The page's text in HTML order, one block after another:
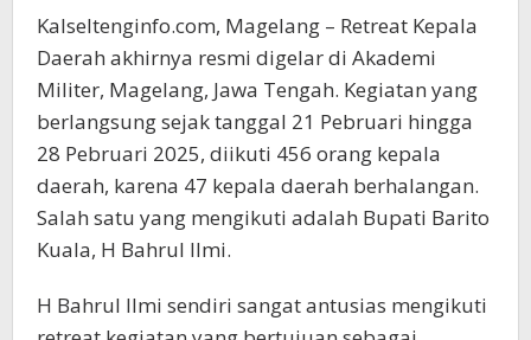
Kalseltenginfo.com, Magelang – Retreat Kepala
Daerah akhirnya resmi digelar di Akademi
Militer, Magelang, Jawa Tengah. Kegiatan yang
berlangsung sejak tanggal 21 Pebruari hingga
28 Pebruari 2025, diikuti 456 orang kepala
daerah, karena 47 kepala daerah berhalangan.
Salah satu yang mengikuti adalah Bupati Barito
Kuala, H Bahrul Ilmi.
H Bahrul Ilmi sendiri sangat antusias mengikuti